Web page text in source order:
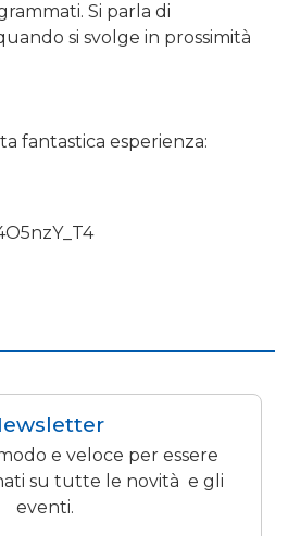
Si parla di
si svolge in prossimità
fantastica esperienza:
e veloce per essere
su tutte le novità e gli
eventi.